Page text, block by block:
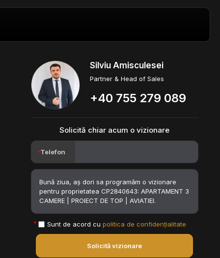
Silviu Amisculesei
Partner & Head of Sales
+40 755 279 089
Solicită chiar acum o vizionare
Telefon
Sunt de acord cu politica de confidențialitate
Solicită vizionare